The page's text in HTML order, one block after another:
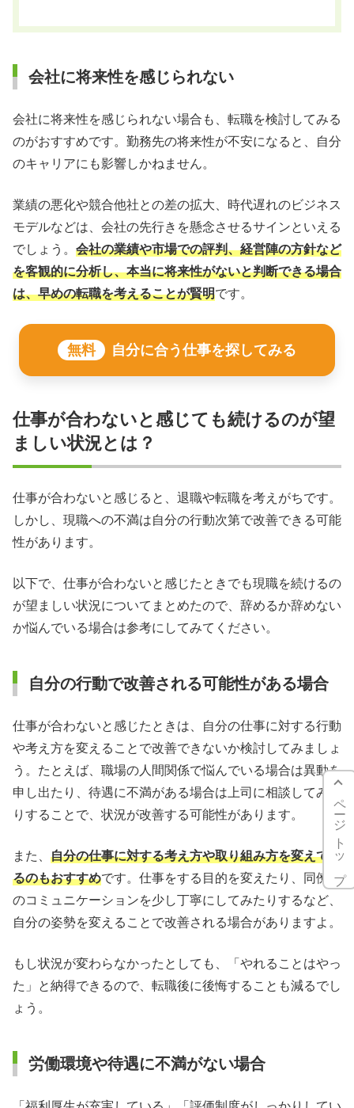
会社に将来性を感じられない
会社に将来性を感じられない場合も、転職を検討してみる
のがおすすめです。勤務先の将来性が不安になると、自分
のキャリアにも影響しかねません。
業績の悪化や競合他社との差の拡大、時代遅れのビジネス
モデルなどは、会社の先行きを懸念させるサインといえる
でしょう。 会社の業績や市場での評判、経営陣の方針など
を客観的に分析し、本当に将来性がないと判断できる場合
は、早めの転職を考えることが賢明です。
無料 自分に合う仕事を探してみる
仕事が合わないと感じても続けるのが望
ましい状況とは？
仕事が合わないと感じると、退職や転職を考えがちです。
しかし、現職への不満は自分の行動次第で改善できる可能
性があります。
以下で、仕事が合わないと感じたときでも現職を続けるの
が望ましい状況についてまとめたので、辞めるか辞めない
か悩んでいる場合は参考にしてみてください。
自分の行動で改善される可能性がある場合
仕事が合わないと感じたときは、自分の仕事に対する行動
や考え方を変えることで改善できないか検討してみましょ
う。たとえば、職場の人間関係で悩んでいる場合は異動を
申し出たり、待遇に不満がある場合は上司に相談してみた
りすることで、状況が改善する可能性があります。
また、 自分の仕事に対する考え方や取り組み方を変えてみ
るのもおすすめです。仕事をする目的を変えたり、同僚へ
のコミュニケーションを少し丁寧にしてみたりするなど、
自分の姿勢を変えることで改善される場合がありますよ。
もし状況が変わらなかったとしても、「やれることはやっ
た」と納得できるので、転職後に後悔することも減るでし
ょう。
労働環境や待遇に不満がない場合
ページトップ